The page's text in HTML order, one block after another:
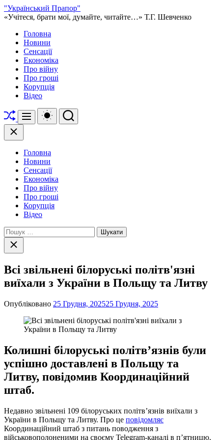
Перейти
до
"Український Прапор"
«Учітеся, брати мої, думайте, читайте…» Т.Г. Шевченко
Головна
Новини
Сенсації
Економіка
Про війну
Про гроші
Корупція
Відео
Перетасувати
Меню
Перемикач
кольорового
Пошук
Закрити
Головна
Новини
Сенсації
Економіка
Про війну
Про гроші
Корупція
Відео
Пошук:
Закрити
пошук
Всі звільнені білоруські політв'язні
виїхали з України в Польщу та Литву
Опубліковано 25 Грудня, 202525 Грудня, 2025
Колишні білоруські політв’язнів були
успішно доставлені в Польщу та
Литву, повідомив Координаційний
штаб.
Недавно звільнені 109 білоруських політв’язнів виїхали з
України в Польщу та Литву. Про це повідомляє
Координаційний штаб з питань поводження з
військовополоненими на своєму Telegram-каналі в п’ятницю,